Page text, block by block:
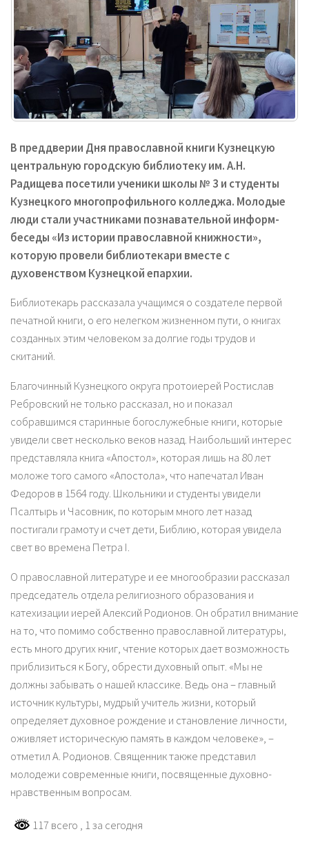
В преддверии Дня православной книги Кузнецкую
центральную городскую библиотеку им. А.Н.
Радищева посетили ученики школы № 3 и студенты
Кузнецкого многопрофильного колледжа. Молодые
люди стали участниками познавательной информ-
беседы «Из истории православной книжности»,
которую провели библиотекари вместе с
духовенством Кузнецкой епархии.
Библиотекарь рассказала учащимся о создателе первой
печатной книги, о его нелегком жизненном пути, о книгах
созданных этим человеком за долгие годы трудов и
скитаний.
Благочинный Кузнецкого округа протоиерей Ростислав
Ребровский не только рассказал, но и показал
собравшимся старинные богослужебные книги, которые
увидели свет несколько веков назад. Наибольший интерес
представляла книга «Апостол», которая лишь на 80 лет
моложе того самого «Апостола», что напечатал Иван
Федоров в 1564 году. Школьники и студенты увидели
Псалтырь и Часовник, по которым много лет назад
постигали грамоту и счет дети, Библию, которая увидела
свет во времена Петра I.
О православной литературе и ее многообразии рассказал
председатель отдела религиозного образования и
катехизации иерей Алексий Родионов. Он обратил внимание
на то, что помимо собственно православной литературы,
есть много других книг, чтение которых дает возможность
приблизиться к Богу, обрести духовный опыт. «Мы не
должны забывать о нашей классике. Ведь она – главный
источник культуры, мудрый учитель жизни, который
определяет духовное рождение и становление личности,
оживляет историческую память в каждом человеке», –
отметил А. Родионов. Священник также представил
молодежи современные книги, посвященные духовно-
нравственным вопросам.
117 всего , 1 за сегодня